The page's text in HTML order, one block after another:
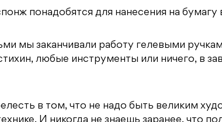
понадобятся для нанесения на бумагу
мы заканчивали работу гелевыми
любые инструменты или ничего, в
в том, что не надо быть великим